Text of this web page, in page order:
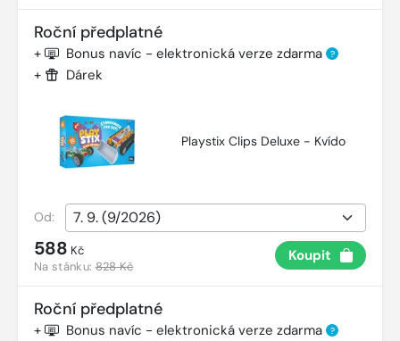
Roční předplatné
+ Bonus navíc - elektronická verze zdarma ?
+ Dárek
Playstix Clips Deluxe - Kvído
Od:
588 Kč
Na stánku:828 Kč
Koupit
Roční předplatné
+ Bonus navíc - elektronická verze zdarma ?